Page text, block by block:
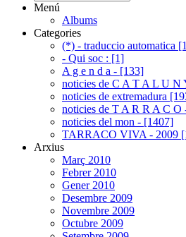
Menú
Albums
Categories
(*) - traduccio automatica
- Qui soc : [1]
A g e n d a - [133]
noticies de C A T A L U N
noticies de extremadura
noticies de T A R R A C O
noticies del mon - [1407]
TARRACO VIVA - 2009
Arxius
Març 2010
Febrer 2010
Gener 2010
Desembre 2009
Novembre 2009
Octubre 2009